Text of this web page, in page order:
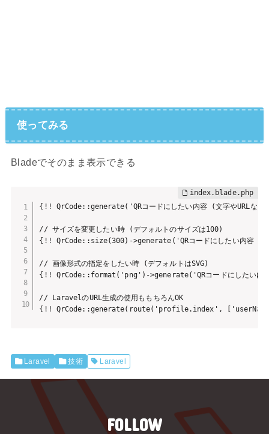
使ってみる
Bladeでそのまま表示できる
{!! QrCode::generate('QRコードにしたい内容 (文字やURL
// サイズを変更したい時 (デフォルトのサイズは100)
{!! QrCode::size(300)->generate('QRコードにしたい内容 (
// 画像形式の指定をしたい時 (デフォルトはSVG)
{!! QrCode::format('png')->generate('QRコードにしたい内
// LaravelのURL生成の使用ももちろんOK
{!! QrCode::generate(route('profile.index',
Laravel 技術 Laravel
FOLLOW